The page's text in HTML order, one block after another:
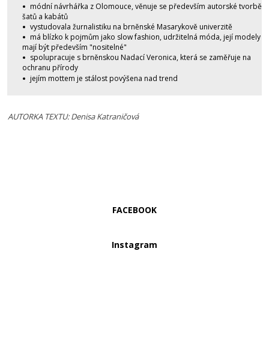
módní návrhářka z Olomouce, věnuje se především autorské tvorbě
šatů a kabátů
vystudovala žurnalistiku na brněnské Masarykově univerzitě
má blízko k pojmům jako slow fashion, udržitelná móda, její modely
mají být především "nositelné"
spolupracuje s brněnskou Nadací Veronica, která se zaměřuje na
ochranu přírody
jejím mottem je stálost povýšena nad trend
AUTORKA TEXTU: Denisa Katraničová
FACEBOOK
Instagram